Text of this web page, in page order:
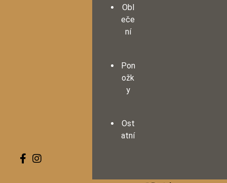
Obl
eče
ní
Pon
ožk
y
Ost
atní